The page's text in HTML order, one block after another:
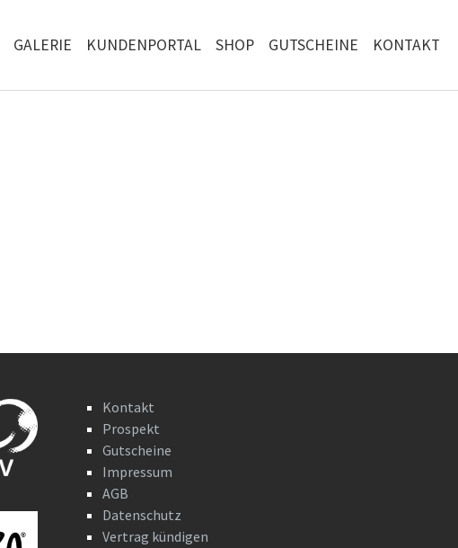
GALERIE KUNDENPORTAL SHOP GUTSCHEINE KONTAKT
Kontakt
Prospekt
Gutscheine
Impressum
AGB
Datenschutz
Vertrag kündigen